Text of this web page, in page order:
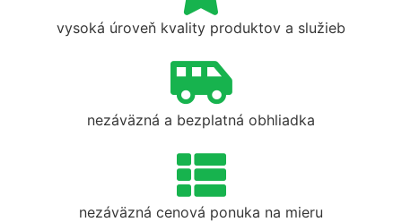
vysoká úroveň kvality produktov a služieb
nezáväzná a bezplatná obhliadka
nezáväzná cenová ponuka na mieru